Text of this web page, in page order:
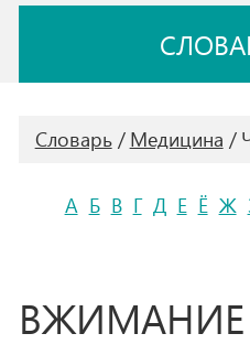
Словарь Медицина
А Б В Г Д Е Ё Ж
ВЖИМАНИЕ